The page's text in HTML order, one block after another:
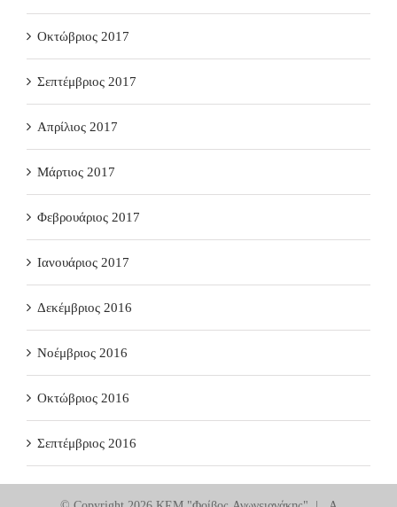
Οκτώβριος 2017
Σεπτέμβριος 2017
Απρίλιος 2017
Μάρτιος 2017
Φεβρουάριος 2017
Ιανουάριος 2017
Δεκέμβριος 2016
Νοέμβριος 2016
Οκτώβριος 2016
Σεπτέμβριος 2016